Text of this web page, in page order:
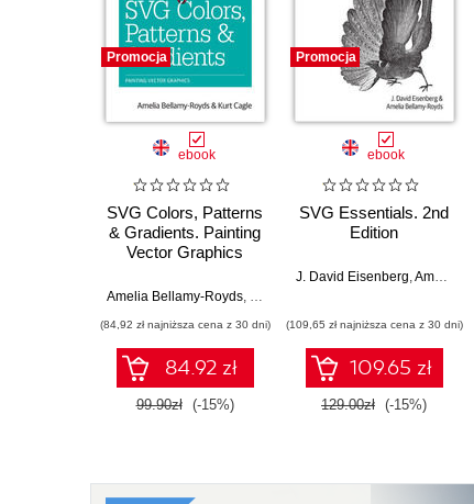
Promocja
ebook
SVG Colors, Patterns
& Gradients. Painting
Vector Graphics
Amelia Bellamy-Royds, Kurt Cagle
(84,92 zł najniższa cena z 30 dni)
84.92 zł
99.90zł (-15%)
Promocja
ebook
SVG Essentials. 2nd
Edition
J. David Eisenberg,Amelia Bellamy-Royds
(109,65 zł najniższa cena z 30 dni)
109.65 zł
129.00zł (-15%)